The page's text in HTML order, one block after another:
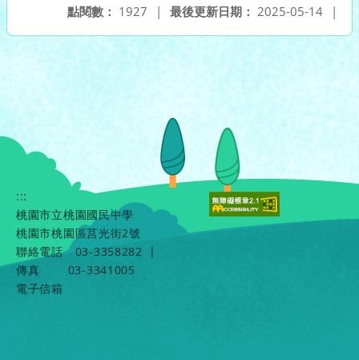
最後更新日期： 2025-05-14 |
點閱數： 1927 |
:::
桃園市立桃園國民中學
桃園市桃園區莒光街2號
聯絡電話
03-3358282
|
傳真
03-3341005
電子信箱